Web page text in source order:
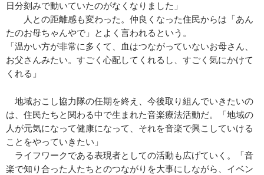
日分刻みで動いていたのがなくなりました」
人との距離感も変わった。仲良くなった住民からは「あん
たのお母ちゃんやで」とよく言われるという。
「温かい方が非常に多くて、血はつながっていないお母さん、
お父さんみたい。すごく心配してくれるし、すごく気にかけて
くれる」
地域おこし協力隊の任期を終え、今後取り組んでいきたいの
は、住民たちと関わる中で生まれた音楽療法活動だ。「地域の
人が元気になって健康になって、それを音楽で興こしていける
ことをやっていきたい」
ライフワークである表現者としての活動も広げていく。「音
楽で知り合った人たちとのつながりを大事にしながら、イベン